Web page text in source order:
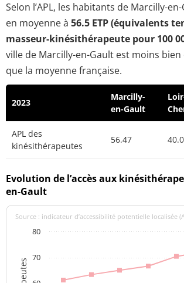
Selon l’APL, les habitants de Marcilly-
en moyenne à 56.5 ETP (équivalents
masseur-kinésithérapeute pour 100
ville de Marcilly-en-Gault est moins bien
que la moyenne française.
2023
Marcilly-
en-Gault
APL des
kinésithérapeutes
56.47
Evolution de l’accès aux
en-Gault
Source : indicateur d’accessibilité potentielle localisée
70
80